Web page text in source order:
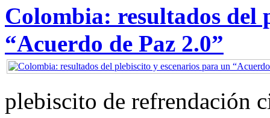
Colombia: resultados del
“Acuerdo de Paz 2.0”
plebiscito de refrendación